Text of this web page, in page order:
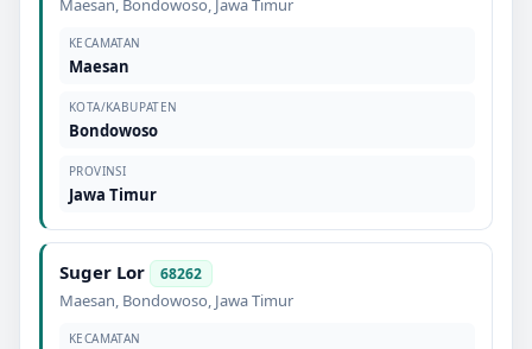
Maesan, Bondowoso, Jawa Timur
KECAMATAN
Maesan
KOTA/KABUPATEN
Bondowoso
PROVINSI
Jawa Timur
Suger Lor 68262
Maesan, Bondowoso, Jawa Timur
KECAMATAN